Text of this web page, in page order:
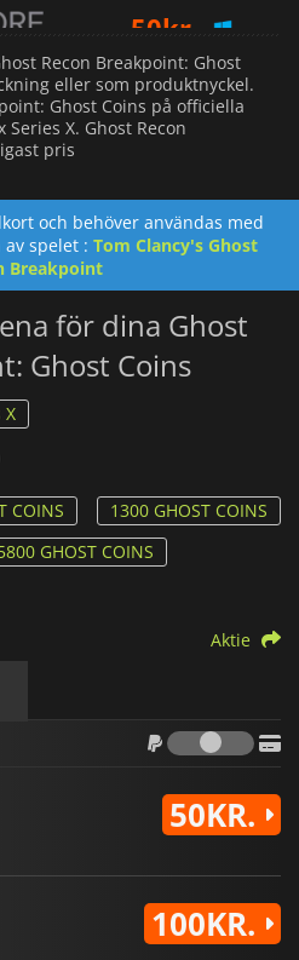
Recon Breakpoint: Ghost
eller som produktnyckel.
Ghost Coins på officiella
X. Ghost Recon
pris
och behöver användas med
spelet : Tom Clancy's Ghost
Breakpoint
för dina Ghost
Ghost Coins
X
COINS
1300 GHOST COINS
GHOST COINS
Aktie
50KR.
100KR.